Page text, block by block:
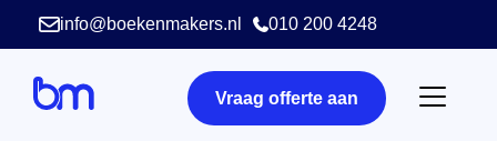
info@boekenmakers.nl 010 200 4248
Vraag offerte aan